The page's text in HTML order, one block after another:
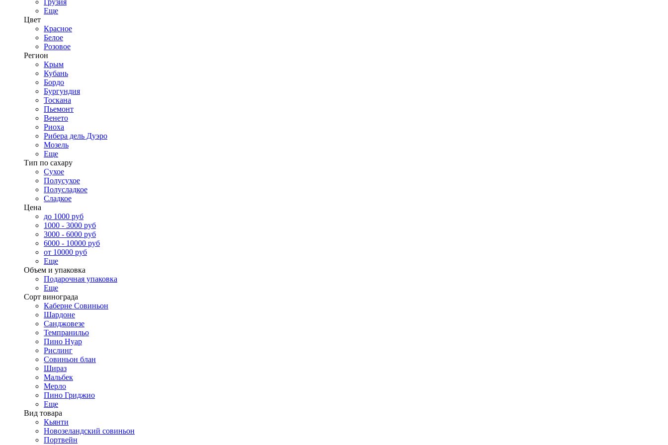
Грузия
Еще
Цвет
Красное
Белое
Розовое
Регион
Крым
Кубань
Бордо
Бургундия
Тоскана
Пьемонт
Венето
Риоха
Рибера дель Дуэро
Мозель
Еще
Тип по сахару
Сухое
Полусухое
Полусладкое
Сладкое
Цена
до 1000 руб
1000 - 3000 руб
3000 - 6000 руб
6000 - 10000 руб
от 10000 руб
Еще
Объем и упаковка
Подарочная упаковка
Еще
Сорт винограда
Каберне Совиньон
Шардоне
Санджовезе
Темпранильо
Пино Нуар
Рислинг
Совиньон блан
Шираз
Мальбек
Мерло
Пино Гриджио
Еще
Вид товара
Кьянти
Новозеландский совиньон
Портвейн